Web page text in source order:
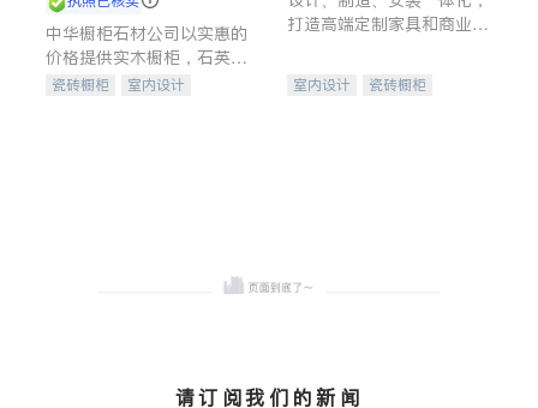
中华橱柜石材公司以实惠的
价格提供实木橱柜，石英石
台面，多种优质不锈钢水
瓷砖橱柜
室内设计
打造高端定制家具和商业空
室内设计
瓷砖橱柜
请订阅我们的新闻